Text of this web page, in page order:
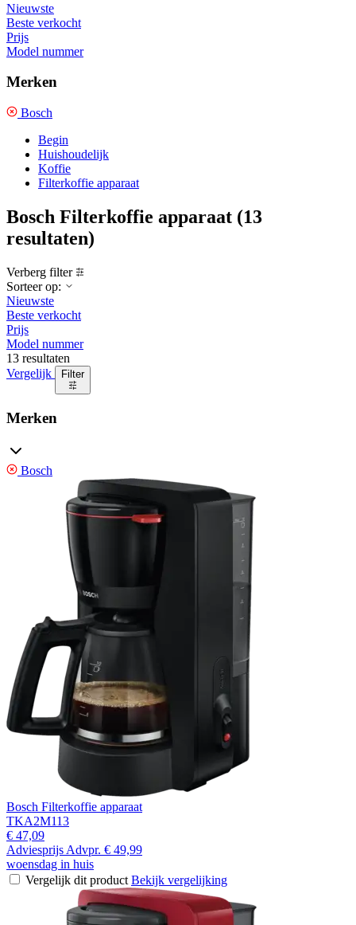
Nieuwste
Beste verkocht
Prijs
Model nummer
Merken
Bosch
Begin
Huishoudelijk
Koffie
Filterkoffie apparaat
Bosch Filterkoffie apparaat (13
resultaten)
Verberg filter
Sorteer op:
Nieuwste
Beste verkocht
Prijs
Model nummer
13 resultaten
Vergelijk
Filter
Merken
Bosch
Bosch Filterkoffie apparaat
TKA2M113
€ 47,09
Adviesprijs Advpr. € 49,99
woensdag in huis
Vergelijk dit product Bekijk vergelijking